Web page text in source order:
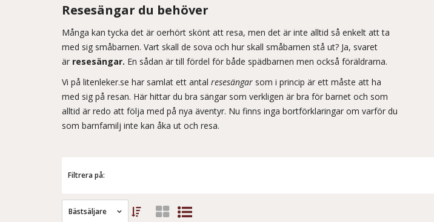
Resesängar du behöver
Många kan tycka det är oerhört skönt att resa, men det är inte alltid så enkelt att ta
med sig småbarnen. Vart skall de sova och hur skall småbarnen stå ut? Ja, svaret
är resesängar. En sådan är till fördel för både spädbarnen men också föräldrarna.
Vi på litenleker.se har samlat ett antal resesängar som i princip är ett måste att ha
med sig på resan. Här hittar du bra sängar som verkligen är bra för barnet och som
alltid är redo att följa med på nya äventyr. Nu finns inga bortförklaringar om varför du
som barnfamilj inte kan åka ut och resa.
Filtrera på:
Bästsäljare